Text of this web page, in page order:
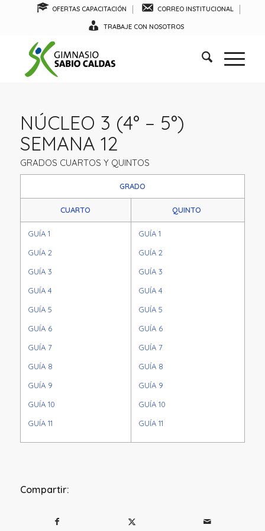
OFERTAS CAPACITACIÓN CORREO INSTITUCIONAL
TRABAJE CON NOSOTROS
NÚCLEO 3 (4° – 5°)
SEMANA 12
GRADOS CUARTOS Y QUINTOS
GRADO
CUARTO QUINTO
GUÍA 1
GUÍA 2
GUÍA 3
GUÍA 4
GUÍA 5
GUÍA 6
GUÍA 7
GUÍA 8
GUÍA 9
GUÍA 10
GUÍA 11
GUÍA 1
GUÍA 2
GUÍA 3
GUÍA 4
GUÍA 5
GUÍA 6
GUÍA 7
GUÍA 8
GUÍA 9
GUÍA 10
GUÍA 11
Compartir: